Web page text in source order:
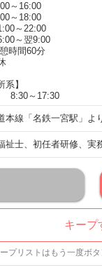
～16:00
～18:00
～22:00
～翌9:00
時間60分
系】
8:30～17:30
本線「名鉄一宮駅」よ
祉士、初任者研修、実
キープ
プリストはもう一度ボ